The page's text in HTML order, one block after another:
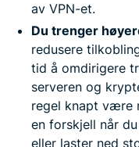
av VPN-et.
Du trenger
redusere
tid å omdirigere
serveren og
regel knapt være
en forskjell når
eller laster ned